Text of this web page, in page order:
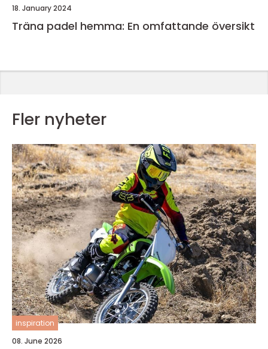
18. January 2024
Träna padel hemma: En omfattande översikt
Fler nyheter
inspiration
08. June 2026